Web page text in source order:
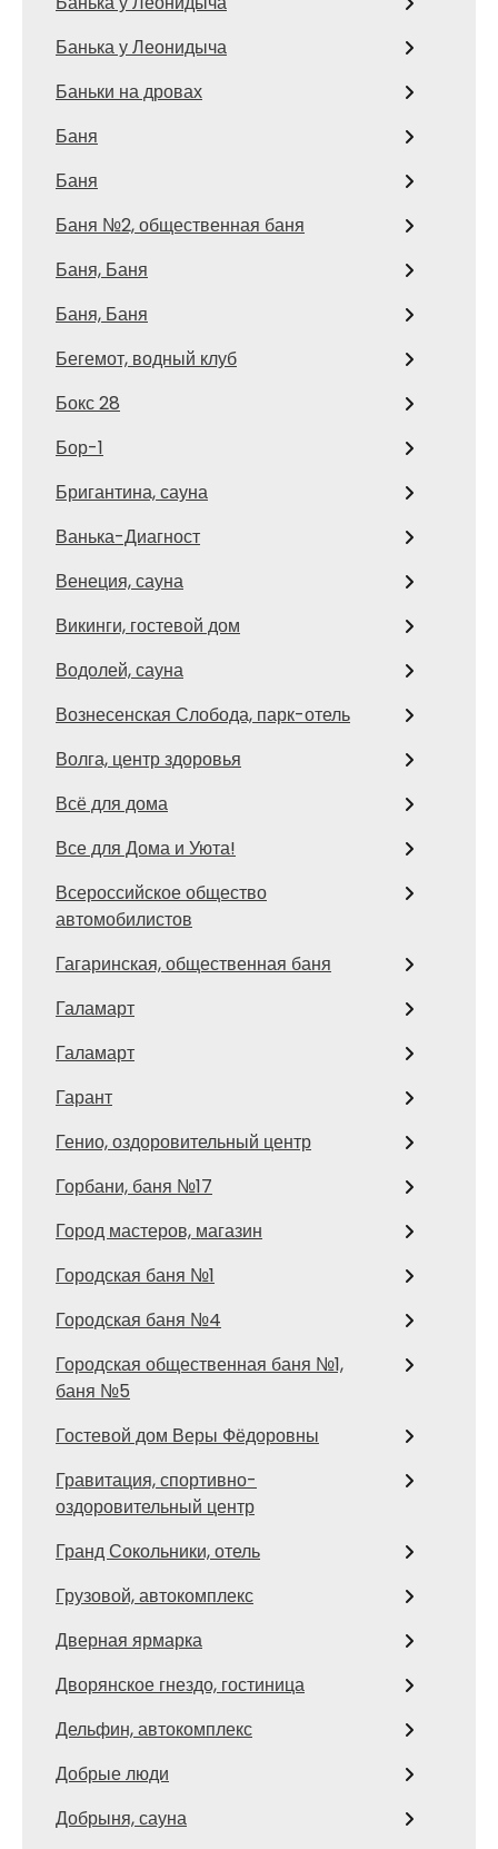
Банька у Леонидыча
Баньки на дровах
Баня
Баня
Баня №2, общественная баня
Баня, Баня
Баня, Баня
Бегемот, водный клуб
Бокс 28
Бор-1
Бригантина, сауна
Ванька-Диагност
Венеция, сауна
Викинги, гостевой дом
Водолей, сауна
Вознесенская Слобода, парк-отель
Волга, центр здоровья
Всё для дома
Все для Дома и Уюта!
Всероссийское общество
автомобилистов
Гагаринская, общественная баня
Галамарт
Галамарт
Гарант
Генио, оздоровительный центр
Горбани, баня №17
Город мастеров, магазин
Городская баня №1
Городская баня №4
Городская общественная баня №1,
баня №5
Гостевой дом Веры Фёдоровны
Гравитация, спортивно-
оздоровительный центр
Гранд Сокольники, отель
Грузовой, автокомплекс
Дверная ярмарка
Дворянское гнездо, гостиница
Дельфин, автокомплекс
Добрые люди
Добрыня, сауна